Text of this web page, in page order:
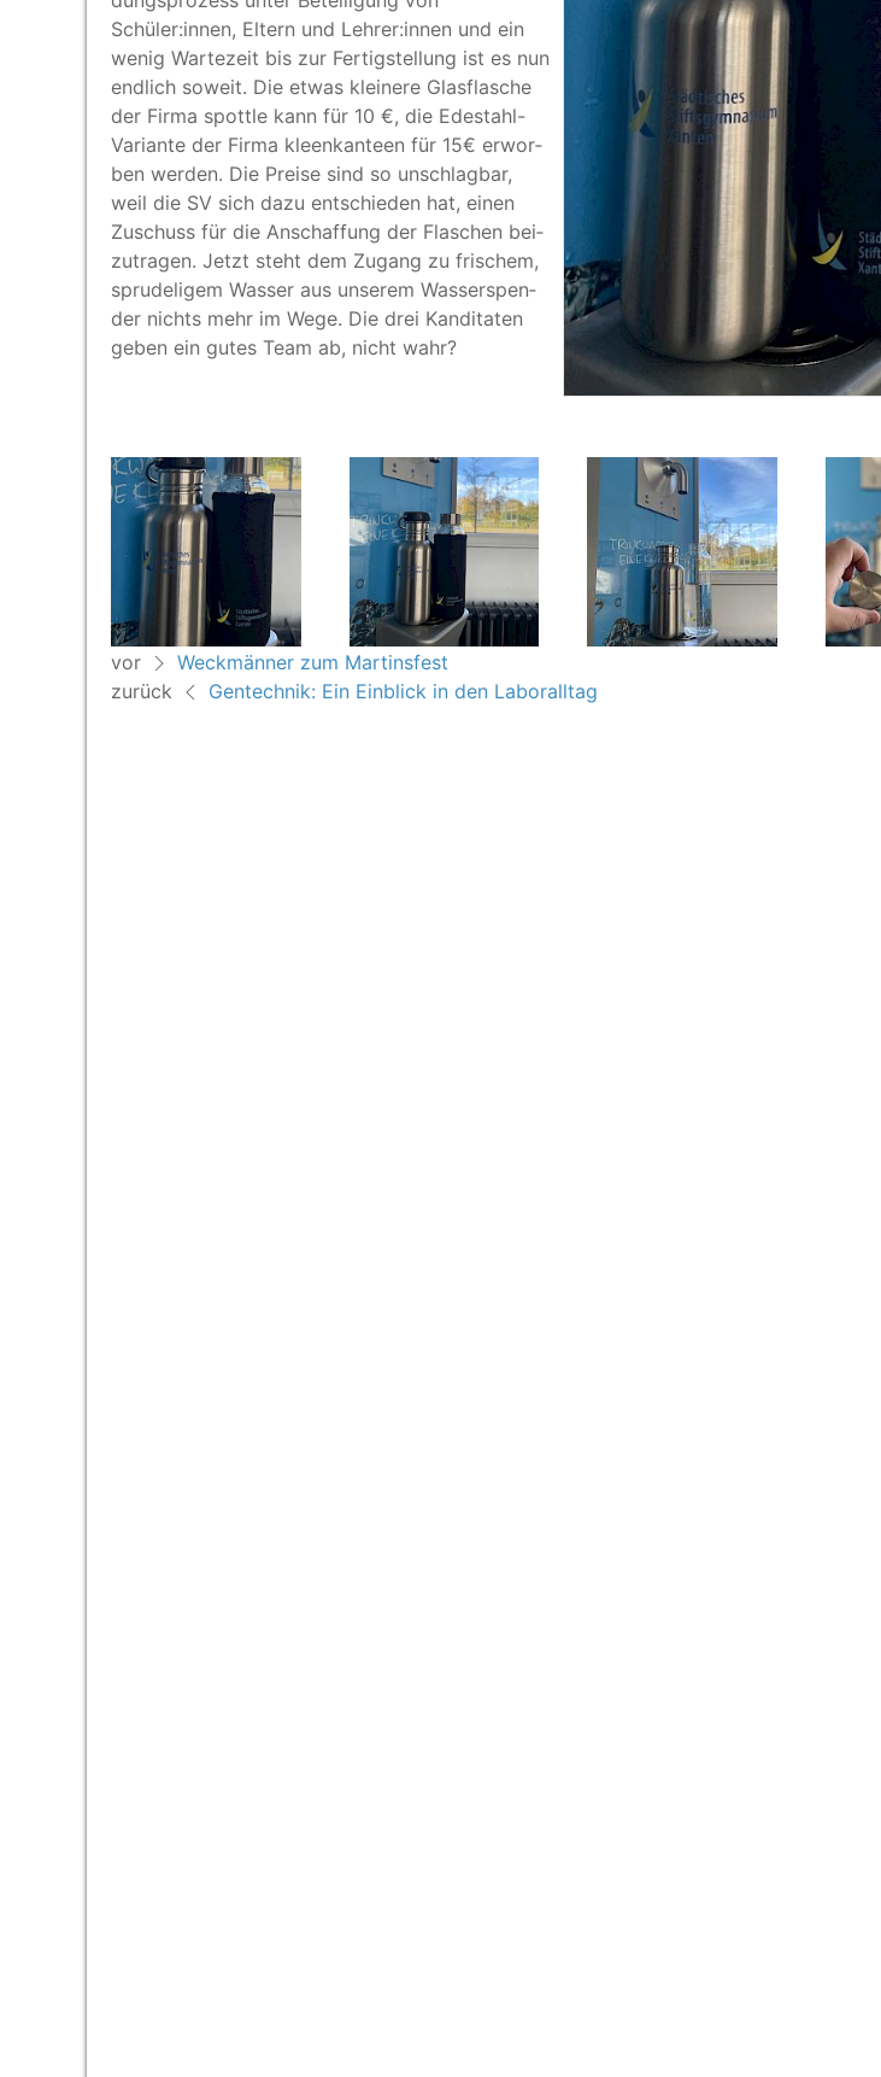
Schüler:innen, Eltern und Lehrer:innen und ein
wenig War­te­zeit bis zur Fer­tig­stel­lung ist es nun
end­lich soweit. Die etwas klei­ne­re Glas­fla­sche
der Fir­ma spott­le kann für 10 €, die Edestahl-
Vari­an­te der Fir­ma kleen­kan­teen für 15€ erwor­
ben wer­den. Die Prei­se sind so unschlag­bar,
weil die SV sich dazu ent­schie­den hat, einen
Zuschuss für die Anschaf­fung der Fla­schen bei­
zu­tra­gen. Jetzt steht dem Zugang zu fri­schem,
spru­del­i­gem Was­ser aus unse­rem Was­ser­spen­
der nichts mehr im Wege. Die drei Kan­di­ta­ten
geben ein gutes Team ab, nicht wahr?
vor
Weckmänner zum Martinsfest
zurück
Gentechnik: Ein Einblick in den Laboralltag